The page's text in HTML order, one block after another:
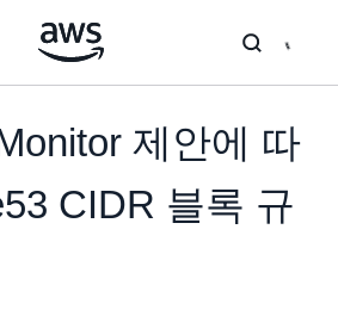
제안에 따
CIDR 블록 규